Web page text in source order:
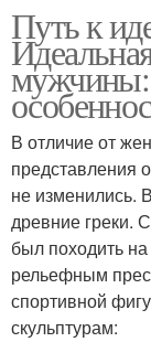
Путь к
мужчины:
В отличие от
представления
не изменились.
древние греки.
был походить
рельефным
спортивной
скульптурам: